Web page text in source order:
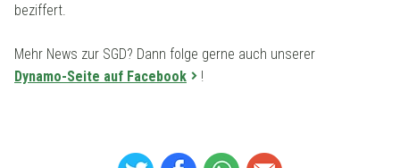
beziffert.
Mehr News zur SGD? Dann folge gerne auch unserer
Dynamo-Seite auf Facebook
!